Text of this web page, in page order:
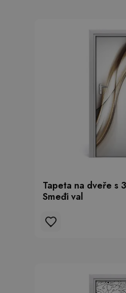
Tapeta na dveře s
Smeđi val